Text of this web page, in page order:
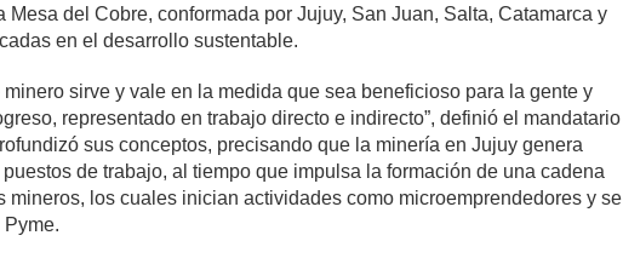
Mesa del Cobre, conformada por Jujuy, San Juan, Salta, Catamarca y
en el desarrollo sustentable.
minero sirve y vale en la medida que sea beneficioso para la gente y
representado en trabajo directo e indirecto”, definió el mandatario
sus conceptos, precisando que la minería en Jujuy genera
de trabajo, al tiempo que impulsa la formación de una cadena
mineros, los cuales inician actividades como microemprendedores y se
Pyme.